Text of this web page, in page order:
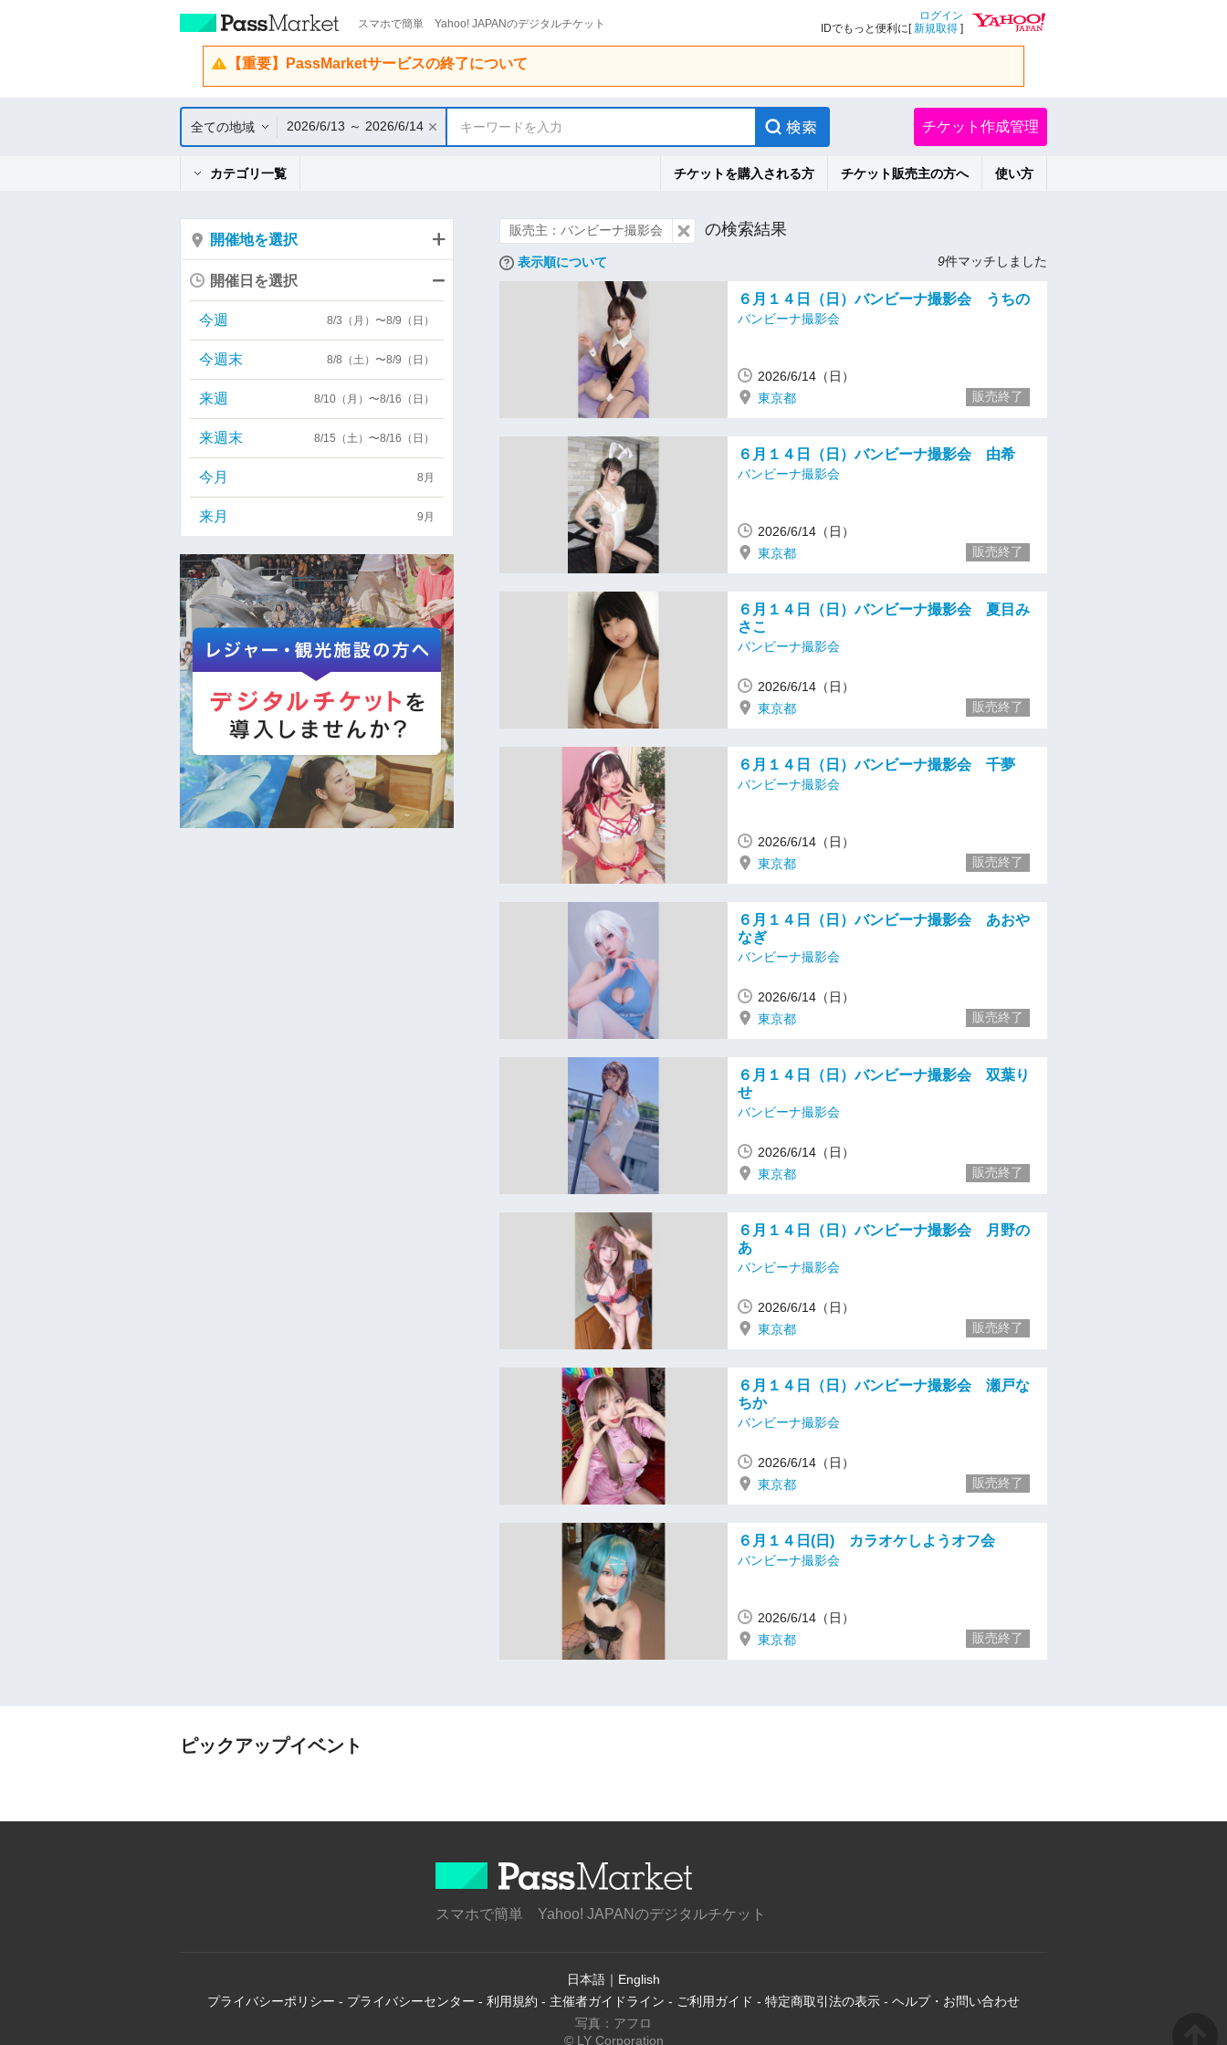
スマホで簡単 Yahoo! JAPANのデジタルチケット
ログイン
IDでもっと便利に[新規取得 ]
【重要】PassMarketサービスの終了について
全ての地域 2026/6/13 ～ 2026/6/14 キーワードを入力 チケット作成管理
カテゴリ一覧 チケットを購入される方 チケット販売主の方へ 使い方
販売主：バンビーナ撮影会 の検索結果
表示順について 9件マッチしました
６月１４日（日）バンビーナ撮影会 うちの
バンビーナ撮影会
2026/6/14（日）
東京都
販売終了
６月１４日（日）バンビーナ撮影会 由希
バンビーナ撮影会
2026/6/14（日）
東京都
販売終了
６月１４日（日）バンビーナ撮影会 夏目み
さこ
バンビーナ撮影会
2026/6/14（日）
東京都
販売終了
６月１４日（日）バンビーナ撮影会 千夢
バンビーナ撮影会
2026/6/14（日）
東京都
販売終了
６月１４日（日）バンビーナ撮影会 あおや
なぎ
バンビーナ撮影会
2026/6/14（日）
東京都
販売終了
６月１４日（日）バンビーナ撮影会 双葉り
せ
バンビーナ撮影会
2026/6/14（日）
東京都
販売終了
６月１４日（日）バンビーナ撮影会 月野の
あ
バンビーナ撮影会
2026/6/14（日）
東京都
販売終了
６月１４日（日）バンビーナ撮影会 瀬戸な
ちか
バンビーナ撮影会
2026/6/14（日）
東京都
販売終了
６月１４日(日) カラオケしようオフ会
バンビーナ撮影会
2026/6/14（日）
東京都
販売終了
開催地を選択
開催日を選択
今週 8/3（月）〜8/9（日）
今週末 8/8（土）〜8/9（日）
来週 8/10（月）〜8/16（日）
来週末 8/15（土）〜8/16（日）
今月 8月
来月 9月
ピックアップイベント
スマホで簡単 Yahoo! JAPANのデジタルチケット
日本語 ｜ English
プライバシーポリシー - プライバシーセンター - 利用規約 - 主催者ガイドライン - ご利用ガイド - 特定商取引法の表示 - ヘルプ・お問い合わせ
写真：アフロ
© LY Corporation